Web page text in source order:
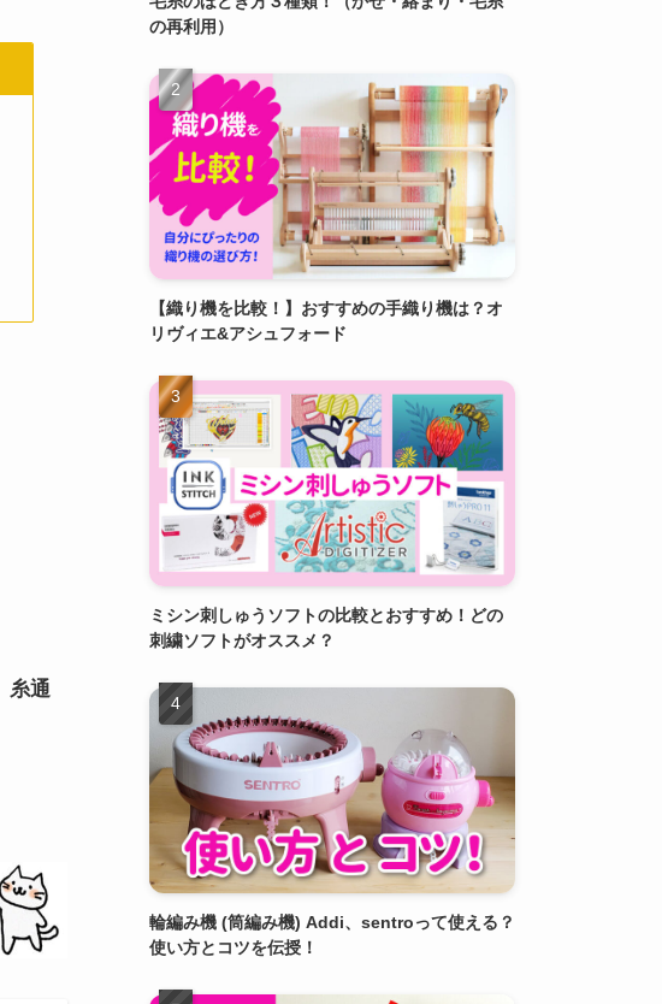
糸通
の再利用）
【織り機を比較！】おすすめの手織り機は？オ
リヴィエ&アシュフォード
ミシン刺しゅうソフトの比較とおすすめ！どの
刺繍ソフトがオススメ？
輪編み機 (筒編み機) Addi、sentroって使える？
使い方とコツを伝授！